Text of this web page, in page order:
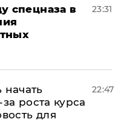
спецназа в
23:31
роста курса
для
22:47